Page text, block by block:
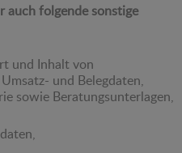
auch folgende sonstige
Inhalt von
und Belegdaten,
sowie Beratungsunterlagen,